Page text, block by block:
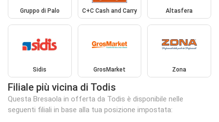
Gruppo di Palo C+C Cash and Carry Altasfera
Sidis GrosMarket Zona
Filiale più vicina di Todis
Questa Bresaola in offerta da Todis è disponibile nelle
seguenti filiali in base alla tua posizione impostata: